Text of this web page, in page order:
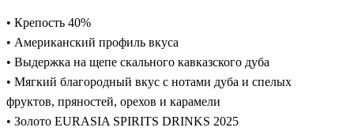
• Крепость 40%
• Американский профиль вкуса
• Выдержка на щепе скального кавказского дуба
• Мягкий благородный вкус с нотами дуба и спелых
фруктов, пряностей, орехов и карамели
• Золото EURASIA SPIRITS DRINKS 2025